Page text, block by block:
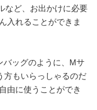
など、お出かけに必要
入れることができま
バッグのように、Mサ
方もいらっしゃるのだ
由に使うことができ